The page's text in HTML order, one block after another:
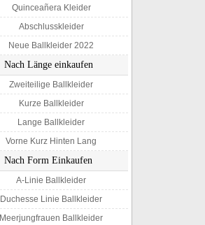
Quinceañera Kleider
Abschlusskleider
Neue Ballkleider 2022
Nach Länge einkaufen
Zweiteilige Ballkleider
Kurze Ballkleider
Lange Ballkleider
Vorne Kurz Hinten Lang
Nach Form Einkaufen
A-Linie Ballkleider
Duchesse Linie Ballkleider
Meerjungfrauen Ballkleider